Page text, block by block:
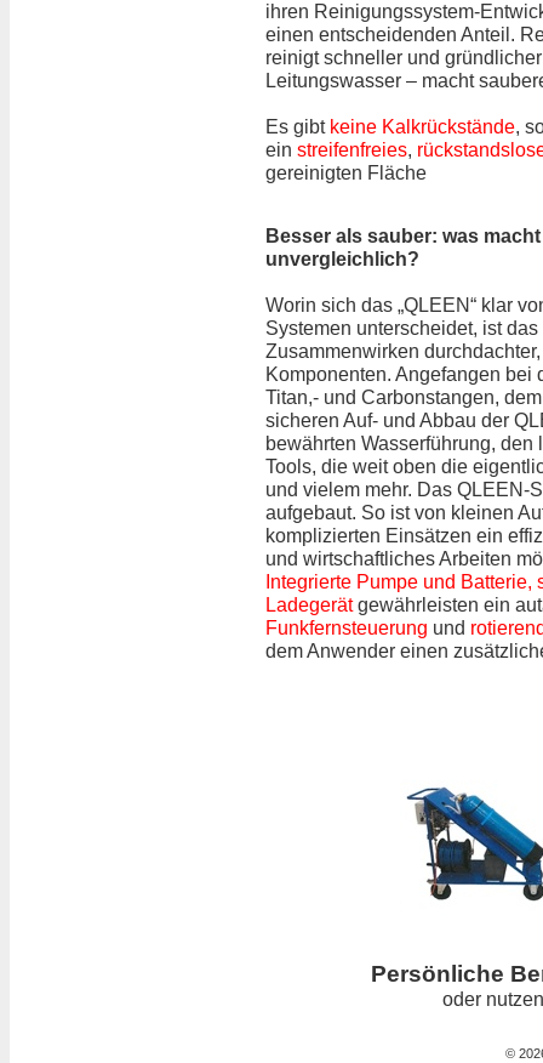
ihren Reinigungssystem-
einen entscheidenden Anteil.
reinigt schneller und
Leitungswasser – macht
Es gibt keine Kalkrückstände,
ein streifenfreies,
gereinigten Fläche
Besser als sauber: was
unvergleichlich?
Worin sich das „QLEEN“ klar
Systemen unterscheidet, ist
Zusammenwirken
Komponenten. Angefangen bei
Titan,- und Carbonstangen,
sicheren Auf- und Abbau der
bewährten Wasserführung, den
Tools, die weit oben die
und vielem mehr. Das QLEEN-
aufgebaut. So ist von kleinen
komplizierten Einsätzen ein
und wirtschaftliches Arbeiten
Integrierte Pumpe und Batterie,
Ladegerätgewährleisten ein
Funkfernsteuerung und
dem Anwender einen
Persönliche
oder
©